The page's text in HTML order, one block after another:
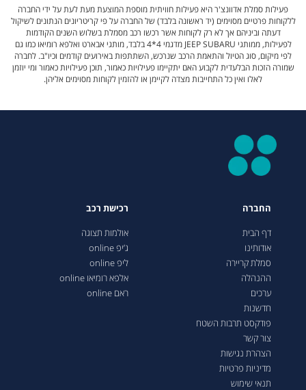
פעילות סמלת אדוונצ'ר היא פעילות חוויתית מוספת המוצעת מעת לעת על ידי החברה
ללקוחות פרטיים מסוימים (יד ראשונה בלבד) של החברה על פי קריטריונים הנתונים לשיקול
דעתה וביניהם אך לא רק לקוחות אשר רכשו רכב מסמלת בשלוש השנים הקודמות
לפעילות, ממותגי JEEP SUBARU מדגמי 4*4 בלבד, מותגי אבארט ואלפא רומיאו כמו גם
לפי מיקום, סוג הטיול והתאמת הרכב שנרכש, השתתפות באירועים קודמים וכיו"ב. לחברה
שמורה הזכות הבלעדית לקבוע האם יתקיימו פעילויות כאמור, תוכן פעילויות כאמור ומי יוזמן
לאלו ואין כל התחייבות מצדה לקיימן או להזמין לקוחות מסוימים אליהן.
החברה
דף הבית
אודותינו
סמלת קריירה
ההנהלה
ערכים
חדשנות
פודקסט תרבות השטח
צור קשר
הצהרת נגישות
מדיניות פרטיות
תנאי שימוש
רכישת רכב
אולמות תצוגה
ג’יפ online
ליפ online
אלפא רומיאו online
ראם online